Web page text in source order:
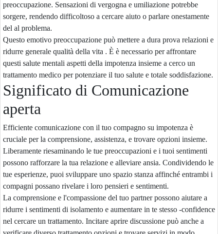
preoccupazione. Sensazioni di vergogna e umiliazione potrebbe
sorgere, rendendo difficoltoso a cercare aiuto o parlare onestamente
del al problema.
Questo emotivo preoccupazione può mettere a dura prova relazioni e
ridurre generale qualità della vita . È è necessario per affrontare
questi salute mentali aspetti della impotenza insieme a cerco un
trattamento medico per potenziare il tuo salute e totale soddisfazione.
Significato di Comunicazione
aperta
Efficiente comunicazione con il tuo compagno su impotenza è
cruciale per la comprensione, assistenza, e trovare opzioni insieme.
Liberamente riesaminando le tue preoccupazioni e i tuoi sentimenti
possono rafforzare la tua relazione e alleviare ansia. Condividendo le
tue esperienze, puoi sviluppare uno spazio stanza affinché entrambi i
compagni possano rivelare i loro pensieri e sentimenti.
La comprensione e l'compassione del tuo partner possono aiutare a
ridurre i sentimenti di isolamento e aumentare in te stesso -confidence
nel cercare un trattamento. Incitare aprire discussione può anche a